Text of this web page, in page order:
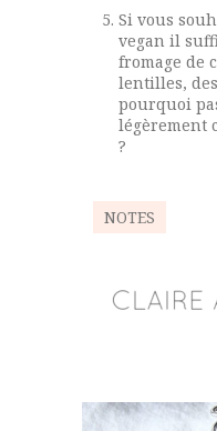
Si vous
vegan il
fromage de
lentilles,
pourquoi
légèrement
?
NOTES